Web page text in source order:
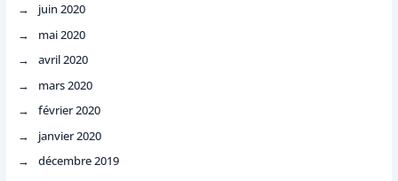
juin 2020
mai 2020
avril 2020
mars 2020
février 2020
janvier 2020
décembre 2019